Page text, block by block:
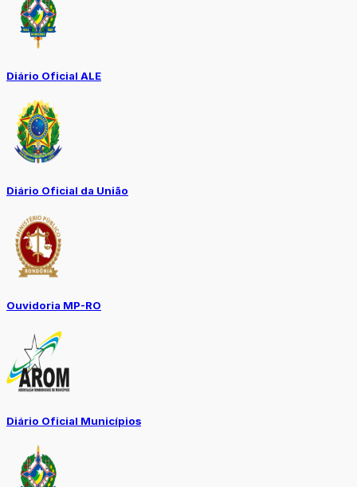
Diário Oficial ALE
Diário Oficial da União
Ouvidoria MP-RO
Diário Oficial Municípios